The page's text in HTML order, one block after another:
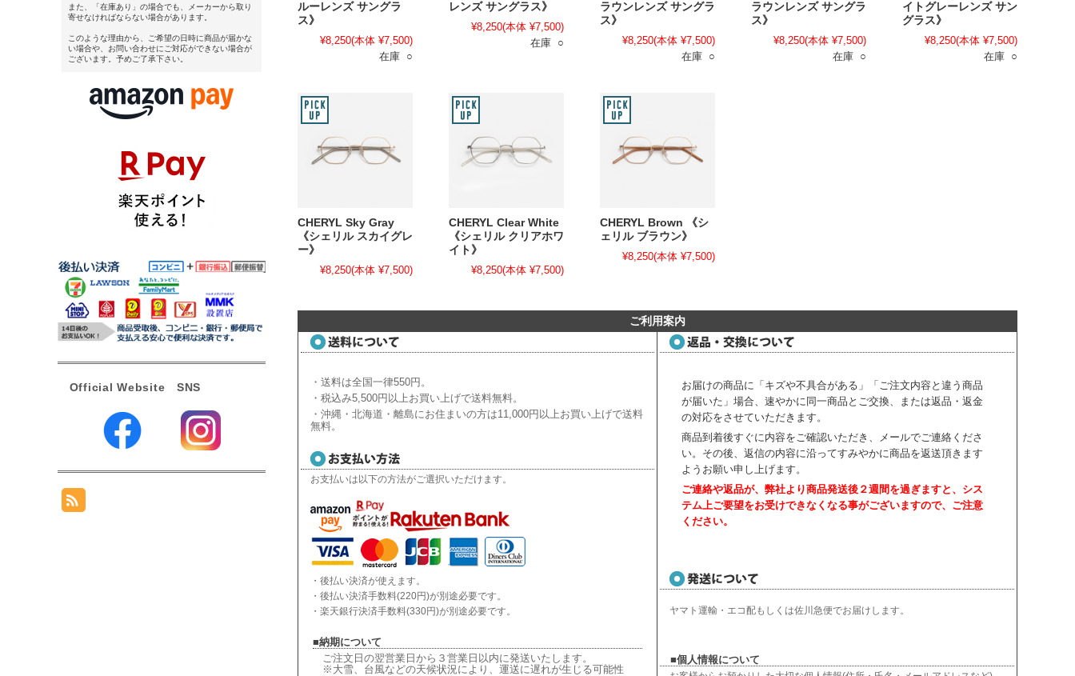
ルーレンズ サングラ
ス》
¥8,250(本体 ¥7,500)
在庫 ○
レンズ サングラス》
¥8,250(本体 ¥7,500)
在庫 ○
ラウンレンズ サングラ
ス》
¥8,250(本体 ¥7,500)
在庫 ○
ラウンレンズ サングラ
ス》
¥8,250(本体 ¥7,500)
在庫 ○
イトグレーレンズ サン
グラス》
¥8,250(本体 ¥7,500)
在庫 ○
CHERYL Sky Gray
《シェリル スカイグレ
ー》
¥8,250(本体 ¥7,500)
CHERYL Clear White
《シェリル クリアホワ
イト》
¥8,250(本体 ¥7,500)
CHERYL Brown 《シ
ェリル ブラウン》
¥8,250(本体 ¥7,500)
ご利用案内
・送料は全国一律550円。
・税込み5,500円以上お買い上げで送料無料。
・沖縄・北海道・離島にお住まいの方は11,000円以上お買い上げで送料
無料。
お支払いは以下の方法がご選択いただけます。
・後払い決済が使えます。
・後払い決済手数料(220円)が別途必要です。
・楽天銀行決済手数料(330円)が別途必要です。
■納期について
ご注文日の翌営業日から３営業日以内に発送いたします。
※大雪、台風などの天候状況により、 運送に遅れが生じる可能性
お届けの商品に「キズや不具合がある」「ご注文内容と違う商品
が届いた」場合、速やかに同一商品とご交換、または返品・返金
の対応をさせていただきます。
商品到着後すぐに内容をご確認いただき、
メールでご連絡くださ
い。 その後、返信の内容に沿ってすみやかに商品を返送頂きます
ようお願い申し上げます。
ご連絡や返品が、弊社より商品発送後２週間を過ぎますと、 シス
テム上ご要望をお受けできなくなる事がございますので、ご注意
ください。
ヤマト運輸・エコ配もしくは佐川急便でお届けします。
■個人情報について
また、「在庫あり」の場合でも、メーカーから取り
寄せなければならない場合があります。
このような理由から、ご希望の日時に商品が届かな
い場合や、お問い合わせにご対応ができない場合が
ございます。予めご了承下さい。
Official Website SNS